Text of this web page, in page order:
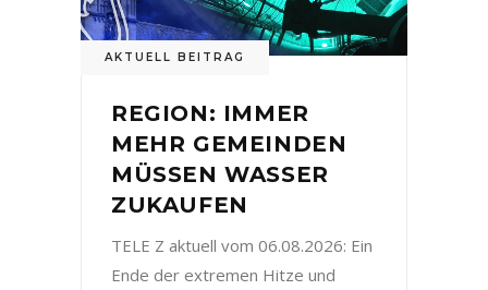
AKTUELL BEITRAG
REGION: IMMER
MEHR GEMEINDEN
MÜSSEN WASSER
ZUKAUFEN
TELE Z aktuell vom 06.08.2026: Ein
Ende der extremen Hitze und